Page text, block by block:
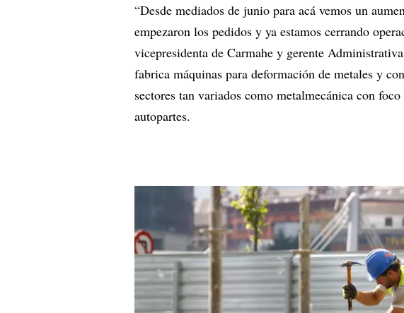
“Desde mediados de junio para acá vemos un
empezaron los pedidos y ya estamos cerrando
vicepresidenta de Carmahe y gerente
fabrica máquinas para deformación de metales y
sectores tan variados como metalmecánica con
autopartes.